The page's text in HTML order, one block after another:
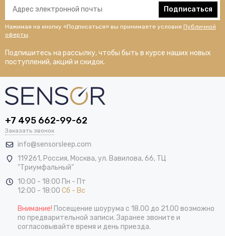
Подписаться
Нажимая на кнопку «Подписаться» вы принимаете условия Публичной
оферты.
Подпишитесь на рассылку, чтобы быть в курсе наших новых
поступлений, акций и скидок.
+7 495 662-99-62
Заказать звонок
info@sensorsleep.com
119261, Россия, Москва,ул. Вавилова, 66, ТЦ
"Триумфальный"
10:00 - 18:00 Пн - Пт
12:00 - 18:00 Сб - Вс
Внимание! Посещение шоурума с 18.00 до 21.00 возможно
по предварительной записи. Заранее звоните и
согласовывайте время и день приезда.